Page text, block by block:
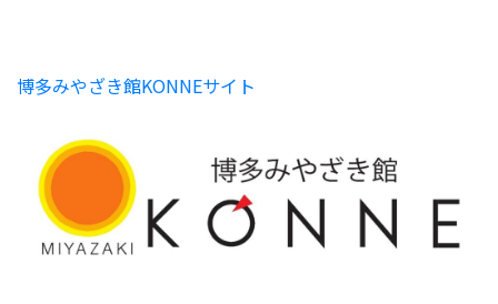
博多みやざき館KONNEサイト